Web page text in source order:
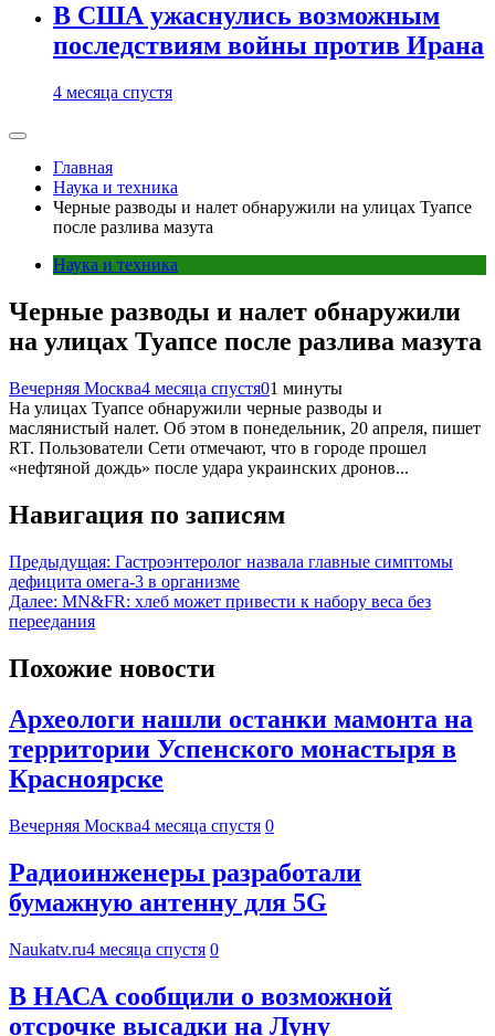
В США ужаснулись возможным
последствиям войны против Ирана
4 месяца спустя
Главная
Наука и техника
Черные разводы и налет обнаружили на улицах Туапсе
после разлива мазута
Наука и техника
Черные разводы и налет обнаружили
на улицах Туапсе после разлива мазута
Вечерняя Москва4 месяца спустя01 минуты
На улицах Туапсе обнаружили черные разводы и
маслянистый налет. Об этом в понедельник, 20 апреля, пишет
RT. Пользователи Сети отмечают, что в городе прошел
«нефтяной дождь» после удара украинских дронов...
Навигация по записям
Предыдущая: Гастроэнтеролог назвала главные симптомы
дефицита омега-3 в организме
Далее: MN&FR: хлеб может привести к набору веса без
переедания
Похожие новости
Археологи нашли останки мамонта на
территории Успенского монастыря в
Красноярске
Вечерняя Москва4 месяца спустя 0
Радиоинженеры разработали
бумажную антенну для 5G
Naukatv.ru4 месяца спустя 0
В НАСА сообщили о возможной
отсрочке высадки на Луну